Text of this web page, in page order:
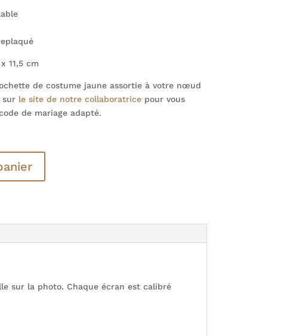
11,5 cm
de costume jaune assortie à votre nœud
sur le site de notre collaboratricepour vous
de mariage adapté.
sur la photo. Chaque écran est calibré